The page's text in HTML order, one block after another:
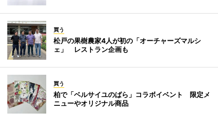
買う
松戸の果樹農家4人が初の「オーチャーズマルシ
ェ」 レストラン企画も
買う
柏で「ベルサイユのばら」コラボイベント 限定メ
ニューやオリジナル商品